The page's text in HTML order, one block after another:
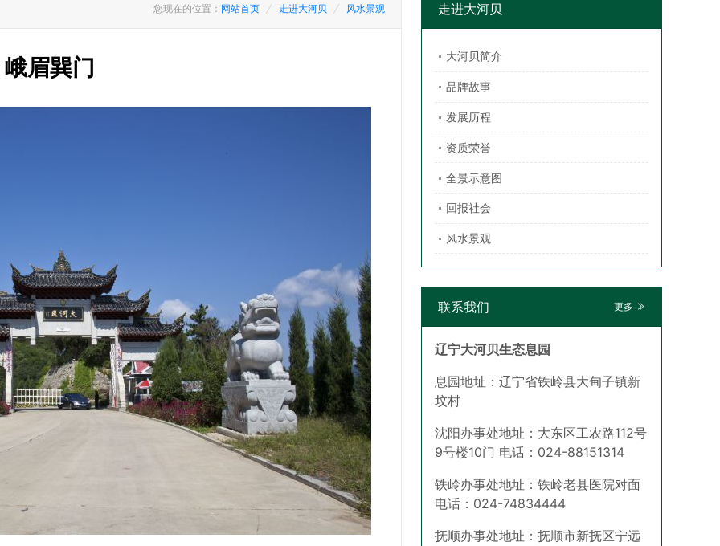
您现在的位置： 网站首页 走进大河贝 风水景观
峨眉巽门
走进大河贝
大河贝简介
品牌故事
发展历程
资质荣誉
全景示意图
回报社会
风水景观
联系我们 更多
辽宁大河贝生态息园
息园地址：辽宁省铁岭县大甸子镇新
坟村
沈阳办事处地址：大东区工农路112号
9号楼10门 电话：024-88151314
铁岭办事处地址：铁岭老县医院对面
电话：024-74834444
抚顺办事处地址：抚顺市新抚区宁远